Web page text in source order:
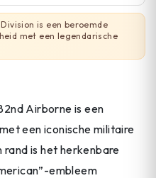
is een beroemde
met een legendarische
Airborne is een
een iconische militaire
is het herkenbare
embleem